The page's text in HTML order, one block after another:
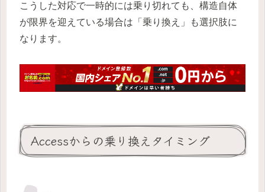
こうした対応で一時的には乗り切れても、構造自体
が限界を迎えている場合は「乗り換え」も選択肢に
なります。
Accessからの乗り換えタイミング